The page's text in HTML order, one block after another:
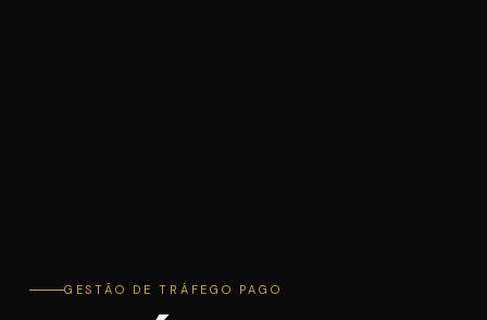
GESTÃO DE TRÁFEGO PAGO